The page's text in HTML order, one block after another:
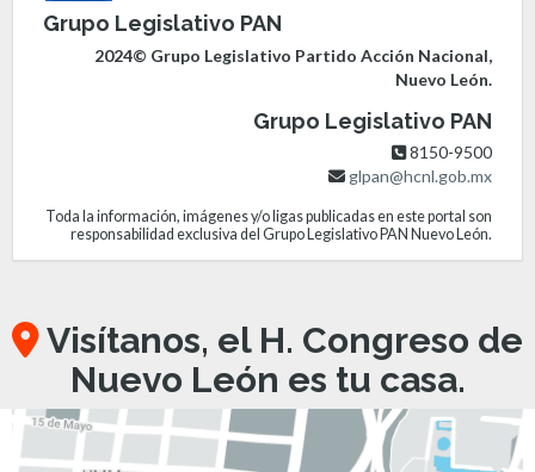
Grupo Legislativo PAN
2024© Grupo Legislativo Partido Acción Nacional,
Nuevo León.
Grupo Legislativo PAN
8150-9500
glpan@hcnl.gob.mx
Toda la información, imágenes y/o ligas publicadas en este portal son
responsabilidad exclusiva del Grupo Legislativo PAN Nuevo León.
Visítanos, el H. Congreso de
Nuevo León es tu casa.